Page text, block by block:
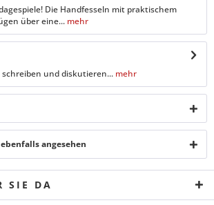
Die Handfesseln mit praktischem
über eine... mehr
und diskutieren... mehr
angesehen
SIE DA